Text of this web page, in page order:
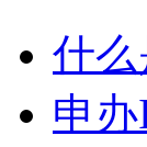
什么
申